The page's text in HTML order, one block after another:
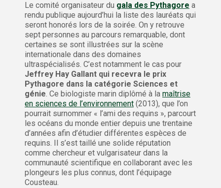
Le comité organisateur du gala des Pythagore a
rendu publique aujourd’hui la liste des lauréats qui
seront honorés lors de la soirée. On y retrouve
sept personnes au parcours remarquable, dont
certaines se sont illustrées sur la scène
internationale dans des domaines
ultraspécialisés. C’est notamment le cas pour
Jeffrey Hay Gallant qui recevra le prix
Pythagore dans la catégorie Sciences et
génie. Ce biologiste marin diplômé à la maîtrise
en sciences de l’environnement (2013), que l’on
pourrait surnommer « l’ami des requins », parcourt
les océans du monde entier depuis une trentaine
d’années afin d’étudier différentes espèces de
requins. Il s’est taillé une solide réputation
comme chercheur et vulgarisateur dans la
communauté scientifique en collaborant avec les
plongeurs les plus connus, dont l’équipage
Cousteau.